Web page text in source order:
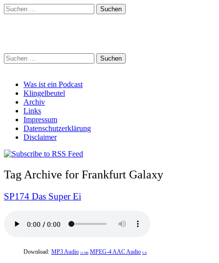
Suchen
nach:
Suchen
nach:
Main
menu
Skip
content
Was ist ein Podcast
Klingelbeutel
Archiv
Links
Impressum
Datenschutzerklärung
Disclaimer
Tag Archive for Frankfurt Galaxy
SP174 Das Super Ei
Download: MP3 Audio 12 MB MPEG-4 AAC Audio 0 B